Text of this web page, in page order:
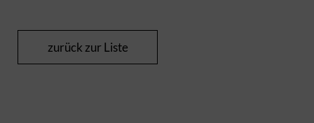
zurück zur Liste